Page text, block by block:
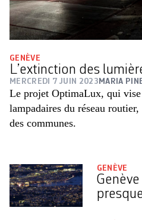
GENÈVE
L’extinction des
MERCREDI 7 JUIN 2023 MARIA
Le projet OptimaLux, qui vise
lampadaires du réseau
des communes.
GENÈVE